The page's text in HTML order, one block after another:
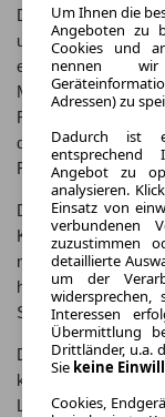
Das Elektroauto
und kann in nur 30
einer Leistung von
Marvel R in nur 4,5
Fahrzeug verfügt
der für eine
Fahrverhalten
Der MG Marvel R
Konnektivitäts- und
noch angenehmer
hochwertigen
Sachen Komfort
Der MG Marvel R
kosteneffizient im
Leistungs-
Um Ihnen die
Angeboten zu
Cookies und
nennen wir
Adressen) zu
Dadurch ist
entsprechend
Angebot zu
analysieren.
Einsatz von
verbundenen
zuzustimmen
detaillierte
um der
widersprechen,
Interessen
Übermittlung
Drittländer, u.a.
Sie keine
Cookies,